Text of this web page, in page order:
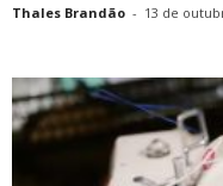
Thales Brandão - 13 de